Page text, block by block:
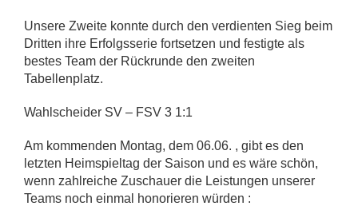
Unsere Zweite konnte durch den verdienten Sieg beim
Dritten ihre Erfolgsserie fortsetzen und festigte als
bestes Team der Rückrunde den zweiten
Tabellenplatz.
Wahlscheider SV – FSV 3 1:1
Am kommenden Montag, dem 06.06. , gibt es den
letzten Heimspieltag der Saison und es wäre schön,
wenn zahlreiche Zuschauer die Leistungen unserer
Teams noch einmal honorieren würden :